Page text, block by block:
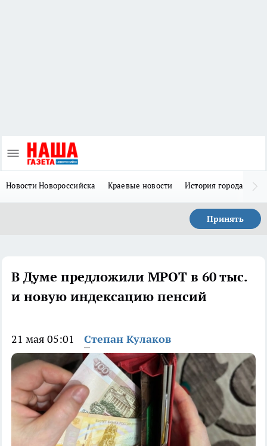
Новости Новороссийска Краевые новости История города Н
Принять
В Думе предложили МРОТ в 60 тыс.
и новую индексацию пенсий
21 мая 05:01 Степан Кулаков